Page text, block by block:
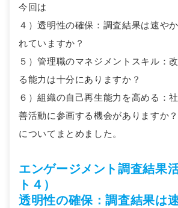
今回は
４）透明性の確保：調査結果は速や
れていますか？
５）管理職のマネジメントスキル：
る能力は十分にありますか？
６）組織の自己再生能力を高める：
善活動に参画する機会がありますか？
についてまとめました。
エンゲージメント調査結果
ト４）
透明性の確保：調査結果は